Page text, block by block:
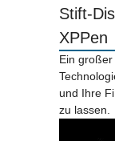
Stift-
XPPen
Ein
und Ihre
zu lassen.